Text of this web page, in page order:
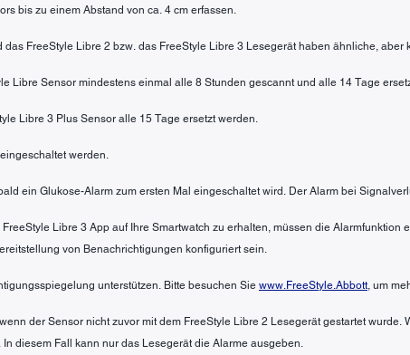
bis zu einem Abstand von ca. 4 cm erfassen.
FreeStyle Libre 2 bzw. das FreeStyle Libre 3 Lesegerät haben ähnliche, aber
Libre Sensor mindestens einmal alle 8 Stunden gescannt und alle 14 Tage
Libre 3 Plus Sensor alle 15 Tage ersetzt werden.
werden.
ein Glukose-Alarm zum ersten Mal eingeschaltet wird. Der Alarm bei
Libre 3 App auf Ihre Smartwatch zu erhalten, müssen die Alarmfunktion
von Benachrichtigungen konfiguriert sein.
unterstützen. Bitte besuchen Sie www.FreeStyle.Abbott, um
der Sensor nicht zuvor mit dem FreeStyle Libre 2 Lesegerät gestartet
diesem Fall kann nur das Lesegerät die Alarme ausgeben.